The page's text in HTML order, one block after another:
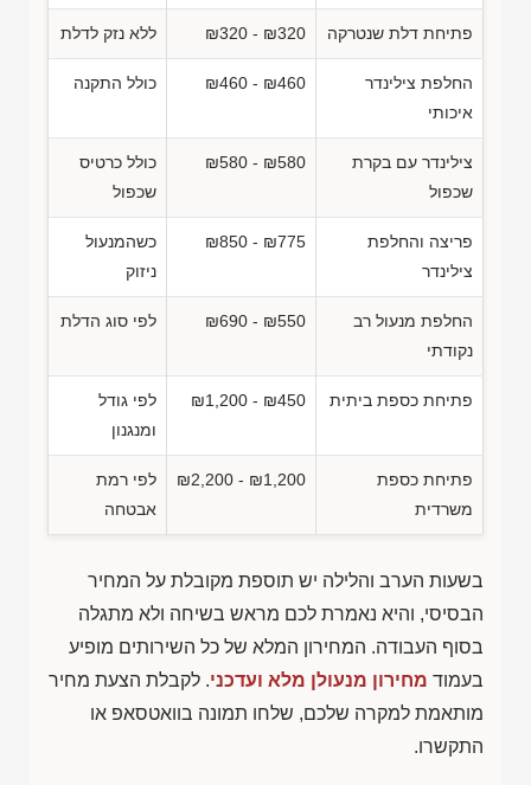
פתיחת דלת שנטרקה ₪320 - ₪320 ללא נזק לדלת
החלפת צילינדר
איכותי
₪460 - ₪460 כולל התקנה
צילינדר עם בקרת
שכפול
₪580 - ₪580
כולל כרטיס
שכפול
פריצה והחלפת
צילינדר
₪850 - ₪775
כשהמנעול
ניזוק
החלפת מנעול רב
נקודתי
₪690 - ₪550 לפי סוג הדלת
פתיחת כספת ביתית ₪1,200 - ₪450
לפי גודל
ומנגנון
פתיחת כספת
משרדית
₪2,200 - ₪1,200
לפי רמת
אבטחה
בשעות הערב והלילה יש תוספת מקובלת על המחיר
הבסיסי, והיא נאמרת לכם מראש בשיחה ולא מתגלה
בסוף העבודה. המחירון המלא של כל השירותים מופיע
בעמוד מחירון מנעולן מלא ועדכני. לקבלת הצעת מחיר
מותאמת למקרה שלכם, שלחו תמונה בוואטסאפ או
התקשרו.